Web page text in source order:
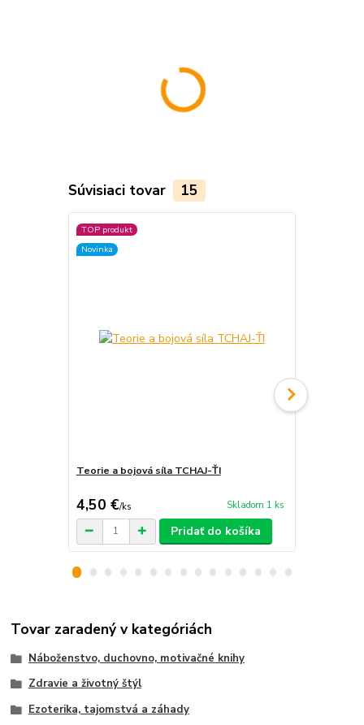
Súvisiaci tovar 15
TOP produkt
Novinka
Teorie a bojová síla TCHAJ-ŤI
4,50 €/ks Skladom 1 ks
Pridať do košíka
Tovar zaradený v kategóriách
Náboženstvo, duchovno, motivačné knihy
Zdravie a životný štýl
Ezoterika, tajomstvá a záhady